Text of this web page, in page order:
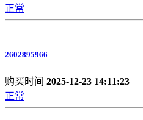
正常
2602895966
购买时间 2025-12-23 14:11:23
正常